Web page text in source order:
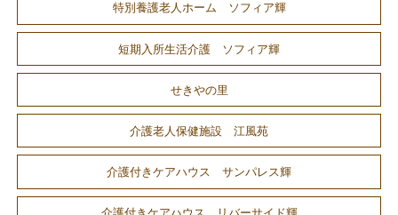
特別養護老人ホーム ソフィア輝
短期入所生活介護 ソフィア輝
せきやの里
介護老人保健施設 江風苑
介護付きケアハウス サンパレス輝